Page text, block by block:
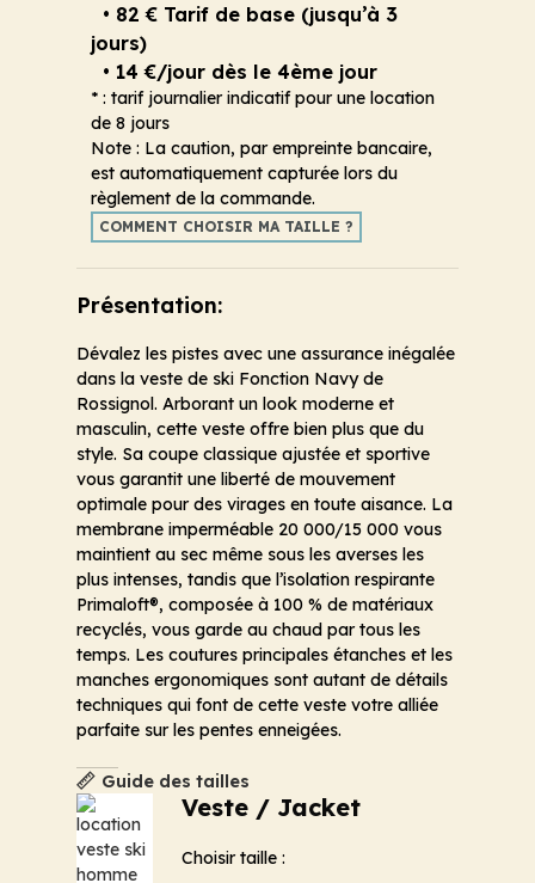
• 82 € Tarif de base (jusqu’à 3
jours)
• 14 €/jour dès le 4ème jour
* : tarif journalier indicatif pour une location
de 8 jours
Note : La caution, par empreinte bancaire,
est automatiquement capturée lors du
règlement de la commande.
COMMENT CHOISIR MA TAILLE ?
Présentation:
Dévalez les pistes avec une assurance inégalée
dans la veste de ski Fonction Navy de
Rossignol. Arborant un look moderne et
masculin, cette veste offre bien plus que du
style. Sa coupe classique ajustée et sportive
vous garantit une liberté de mouvement
optimale pour des virages en toute aisance. La
membrane imperméable 20 000/15 000 vous
maintient au sec même sous les averses les
plus intenses, tandis que l’isolation respirante
Primaloft®, composée à 100 % de matériaux
recyclés, vous garde au chaud par tous les
temps. Les coutures principales étanches et les
manches ergonomiques sont autant de détails
techniques qui font de cette veste votre alliée
parfaite sur les pentes enneigées.
Guide des tailles
Veste / Jacket
Choisir taille :